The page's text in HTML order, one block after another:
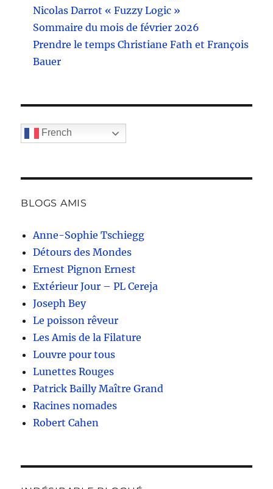
Nicolas Darrot « Fuzzy Logic »
Sommaire du mois de février 2026
Prendre le temps Christiane Fath et François
Bauer
French
BLOGS AMIS
Anne-Sophie Tschiegg
Détours des Mondes
Ernest Pignon Ernest
Extérieur Jour – PL Cereja
Joseph Bey
Le poisson rêveur
Les Amis de la Filature
Louvre pour tous
Lunettes Rouges
Patrick Bailly Maître Grand
Racines nomades
Robert Cahen